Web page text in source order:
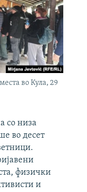
во Кула, 29
со низа
во десет
физички
и